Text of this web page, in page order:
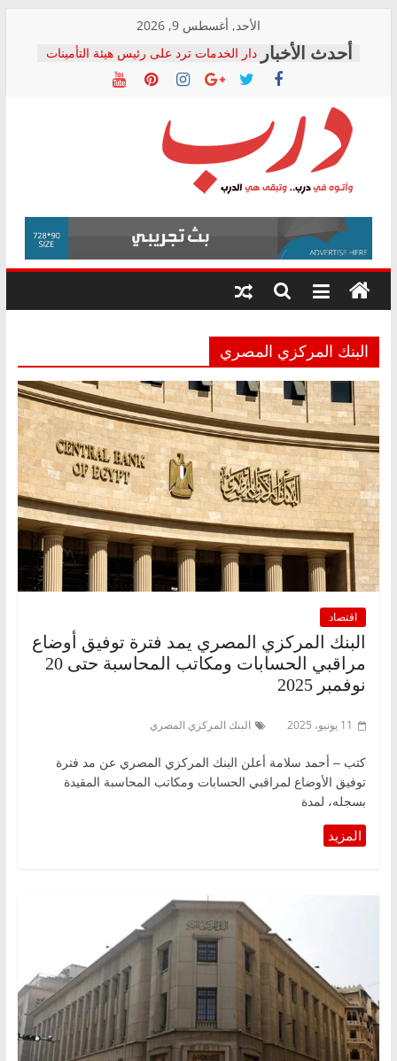
content
الأحد, أغسطس 9, 2026
دار الخدمات ترد على رئيس هيئة التأمينات
بعد مؤتمره الصحفي: إنكار الأزمة لا ينهي
معاناة أصحاب المعاشات.. ونطالب بكشف
فرحات سليمان يكتب: القطاع الصحي إلى
أين؟
حزب التحالف الشعبي يطلق لجنة “الحق
في الصحة” بالإسكندرية لرصد الانتهاكات
ودعم المرضى
الوزاري لمدينة الصحفيين.. وانتهاء أعمال
إنشاء المبنى الإداري
المجلس القومي لحقوق الإنسان يعلن
متابعة قضية الدكتور محمد زهران.. ويؤكد:
قرينة البراءة وضمانات المحاكمة العادلة
درب
وأتوه
درب..
وتبقى
هي
البنك المركزي المصري
اقتصاد
البنك المركزي المصري يمد فترة توفيق أوضاع
مراقبي الحسابات ومكاتب المحاسبة حتى 20
نوفمبر 2025
11 يونيو، 2025 البنك المركزي المصري
كتب – أحمد سلامة أعلن البنك المركزي المصري عن مد فترة
توفيق الأوضاع لمراقبي الحسابات ومكاتب المحاسبة المقيدة
بسجله، لمدة